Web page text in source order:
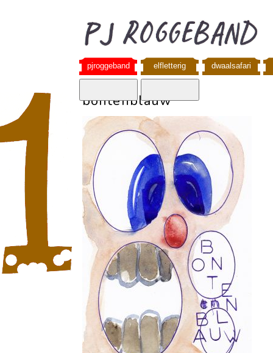
pjroggeband elfletterig dwaalsafari
bontenblauw